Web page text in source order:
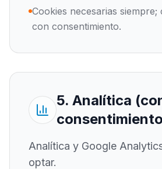
Cookies necesarias siempre;
con consentimiento.
5. Analítica
Analítica y Google
optar.